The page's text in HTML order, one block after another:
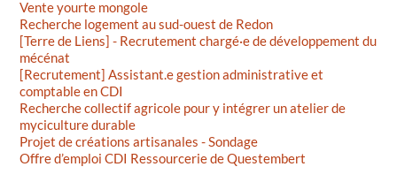
Vente yourte mongole
Recherche logement au sud-ouest de Redon
[Terre de Liens] - Recrutement chargé·e de développement du
mécénat
[Recrutement] Assistant.e gestion administrative et
comptable en CDI
Recherche collectif agricole pour y intégrer un atelier de
myciculture durable
Projet de créations artisanales - Sondage
Offre d’emploi CDI Ressourcerie de Questembert